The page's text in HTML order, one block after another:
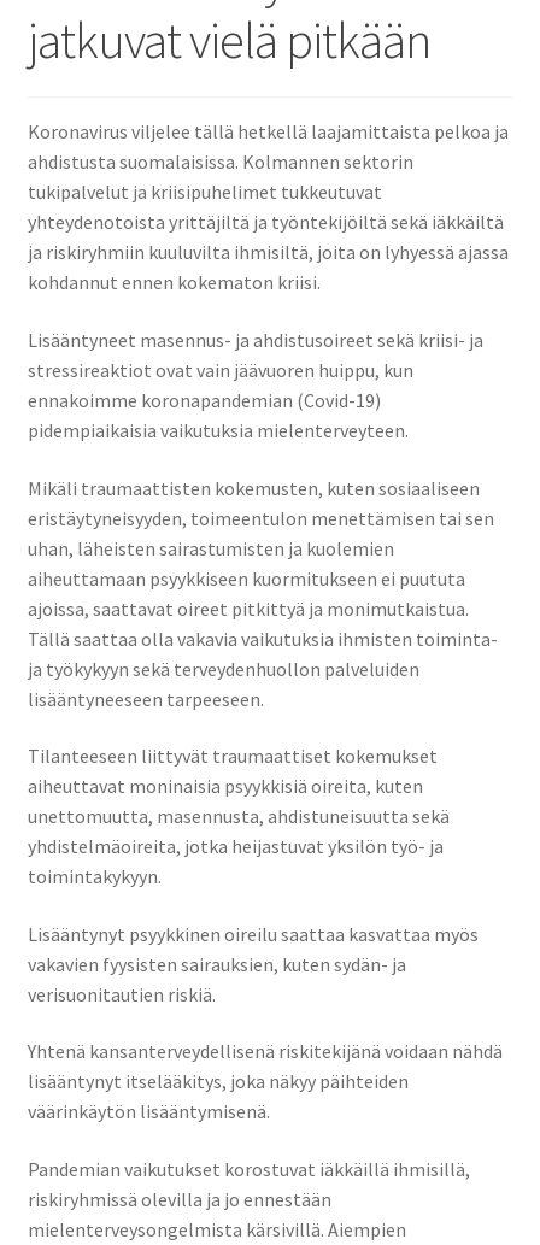
jatkuvat vielä pitkään
Koronavirus viljelee tällä hetkellä laajamittaista pelkoa ja
ahdistusta suomalaisissa. Kolmannen sektorin
tukipalvelut ja kriisipuhelimet tukkeutuvat
yhteydenotoista yrittäjiltä ja työntekijöiltä sekä iäkkäiltä
ja riskiryhmiin kuuluvilta ihmisiltä, joita on lyhyessä ajassa
kohdannut ennen kokematon kriisi.
Lisääntyneet masennus- ja ahdistusoireet sekä kriisi- ja
stressireaktiot ovat vain jäävuoren huippu, kun
ennakoimme koronapandemian (Covid-19)
pidempiaikaisia vaikutuksia mielenterveyteen.
Mikäli traumaattisten kokemusten, kuten sosiaaliseen
eristäytyneisyyden, toimeentulon menettämisen tai sen
uhan, läheisten sairastumisten ja kuolemien
aiheuttamaan psyykkiseen kuormitukseen ei puututa
ajoissa, saattavat oireet pitkittyä ja monimutkaistua.
Tällä saattaa olla vakavia vaikutuksia ihmisten toiminta-
ja työkykyyn sekä terveydenhuollon palveluiden
lisääntyneeseen tarpeeseen.
Tilanteeseen liittyvät traumaattiset kokemukset
aiheuttavat moninaisia psyykkisiä oireita, kuten
unettomuutta, masennusta, ahdistuneisuutta sekä
yhdistelmäoireita, jotka heijastuvat yksilön työ- ja
toimintakykyyn.
Lisääntynyt psyykkinen oireilu saattaa kasvattaa myös
vakavien fyysisten sairauksien, kuten sydän- ja
verisuonitautien riskiä.
Yhtenä kansanterveydellisenä riskitekijänä voidaan nähdä
lisääntynyt itselääkitys, joka näkyy päihteiden
väärinkäytön lisääntymisenä.
Pandemian vaikutukset korostuvat iäkkäillä ihmisillä,
riskiryhmissä olevilla ja jo ennestään
mielenterveysongelmista kärsivillä. Aiempien